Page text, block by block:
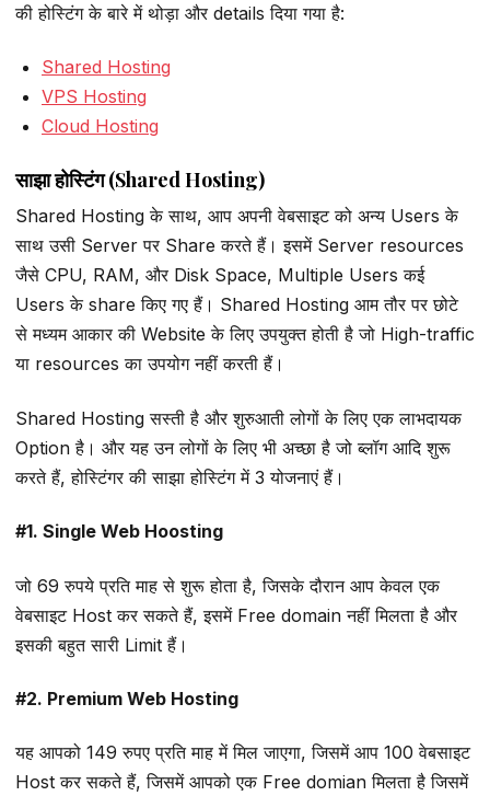
की होस्टिंग के बारे में थोड़ा और details दिया गया है:
Shared Hosting
VPS Hosting
Cloud Hosting
साझा होस्टिंग (Shared Hosting)
Shared Hosting के साथ, आप अपनी वेबसाइट को अन्य Users के
साथ उसी Server पर Share करते हैं। इसमें Server resources
जैसे CPU, RAM, और Disk Space, Multiple Users कई
Users के share किए गए हैं। Shared Hosting आम तौर पर छोटे
से मध्यम आकार की Website के लिए उपयुक्त होती है जो High-traffic
या resources का उपयोग नहीं करती हैं।
Shared Hosting सस्ती है और शुरुआती लोगों के लिए एक लाभदायक
Option है। और यह उन लोगों के लिए भी अच्छा है जो ब्लॉग आदि शुरू
करते हैं, होस्टिंगर की साझा होस्टिंग में 3 योजनाएं हैं।
#1. Single Web Hoosting
जो 69 रुपये प्रति माह से शुरू होता है, जिसके दौरान आप केवल एक
वेबसाइट Host कर सकते हैं, इसमें Free domain नहीं मिलता है और
इसकी बहुत सारी Limit हैं।
#2. Premium Web Hosting
यह आपको 149 रुपए प्रति माह में मिल जाएगा, जिसमें आप 100 वेबसाइट
Host कर सकते हैं, जिसमें आपको एक Free domian मिलता है जिसमें